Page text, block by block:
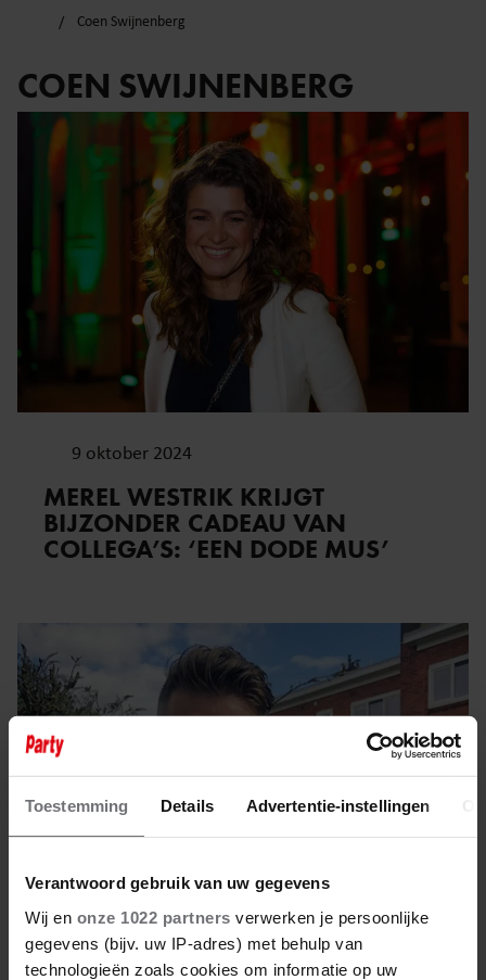
Toestemming Details Advertentie-instellingen
Verantwoord gebruik van uw gegevens
Wij en onze 1022 partners verwerken je persoonlijke
gegevens (bijv. uw IP-adres) met behulp van
technologieën zoals cookies om informatie op uw
Coen Swijnenberg
COEN SWIJNENBERG
9 oktober 2024
MEREL WESTRIK KRIJGT
BIJZONDER CADEAU VAN
COLLEGA’S: ‘EEN DODE MUS’
30 december 2023